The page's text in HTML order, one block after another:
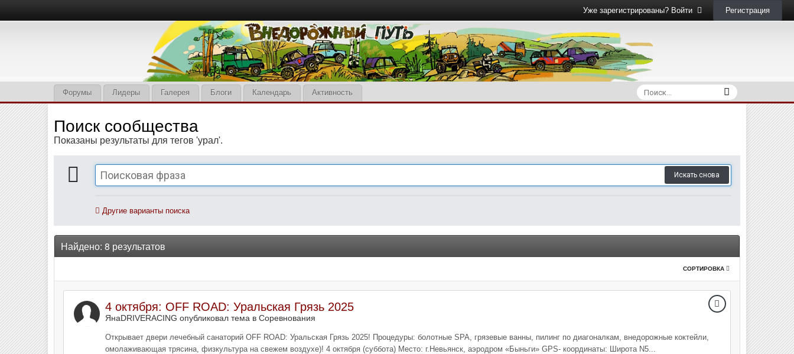
Уже зарегистрированы? Войти Регистрация
Форумы Лидеры Галерея Блоги Календарь Активность
Поиск сообщества
Показаны результаты для тегов 'урал'.
Искать снова
Другие варианты поиска
Найдено: 8 результатов
СОРТИРОВКА
4 октября: OFF ROAD: Уральская Грязь 2025
ЯнаDRIVERACING опубликовал тема в Соревнования
Открывает двери лечебный санаторий OFF ROAD: Уральская Грязь 2025! Процедуры: болотные SPA, грязевые ванны, пилинг по диагоналкам, внедорожные коктейли,
омолаживающая трясина, физкультура на свежем воздухе)! 4 октября (суббота) Место: г.Невьянск, аэродром «Быньги» GPS- координаты: Широта N5...